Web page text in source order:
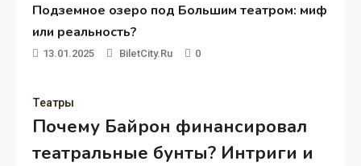
Подземное озеро под Большим театром: миф
или реальность?
13.01.2025 BiletCity.ru 0
Театры
Почему Байрон финансировал
театральные бунты? Интриги и